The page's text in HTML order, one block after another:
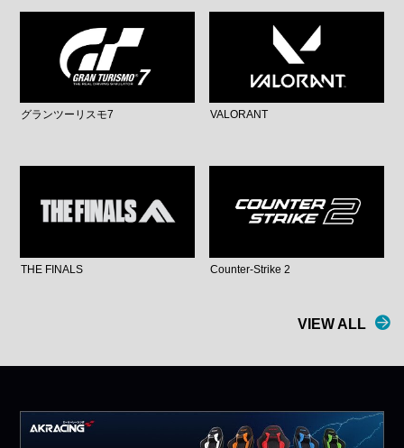
グランツーリスモ7 VALORANT
THE FINALS Counter-Strike 2
VIEW ALL